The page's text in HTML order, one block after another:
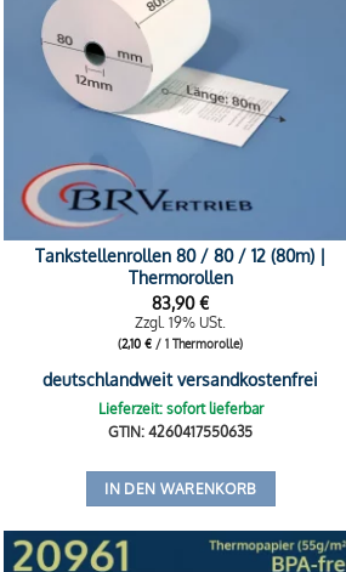
Tankstellenrollen 80 / 80 / 12 (80m) |
Thermorollen
83,90€
Zzgl. 19% USt.
(2,10€ / 1 Thermorolle)
deutschlandweit versandkostenfrei
Lieferzeit: sofort lieferbar
GTIN: 4260417550635
IN DEN WARENKORB